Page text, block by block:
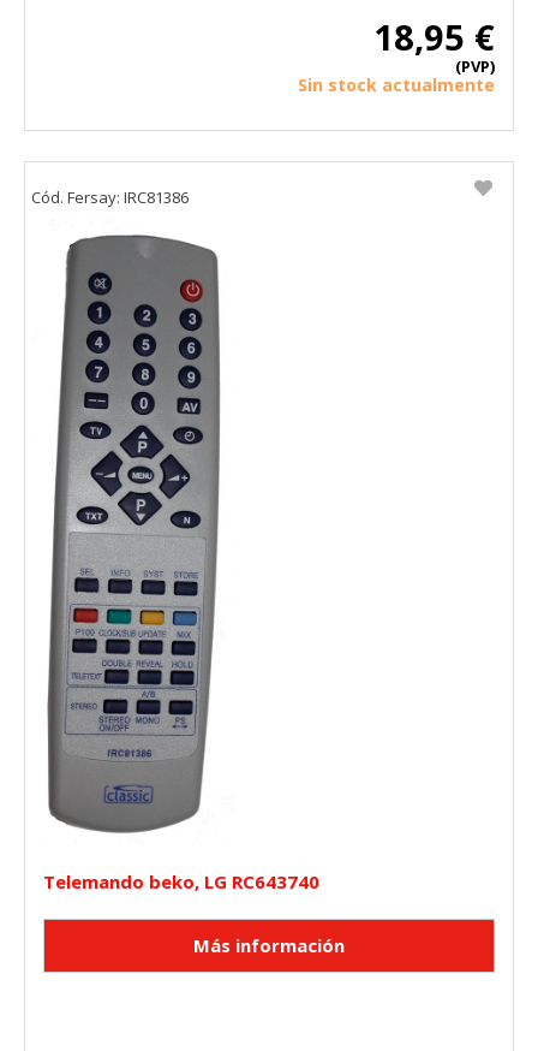
18,95 €
(PVP)
Sin stock actualmente
Telemando beko, LG RC643740
Cód. Fersay: IRC81386